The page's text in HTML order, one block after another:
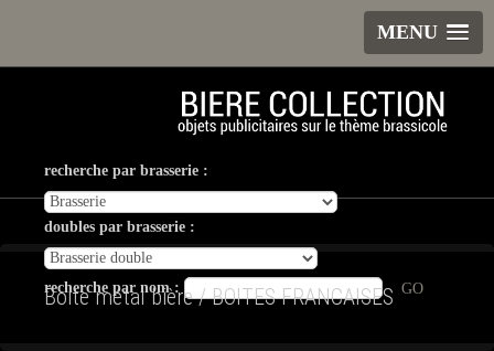
MENU
recherche par brasserie :
doubles par brasserie :
recherche par nom : GO
Boite métal bière / BOITES FRANCAISES